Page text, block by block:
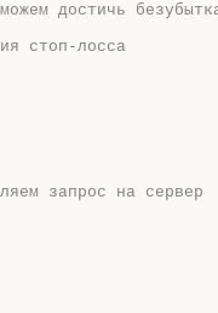
достичь
стоп-лосса
запрос на сервер